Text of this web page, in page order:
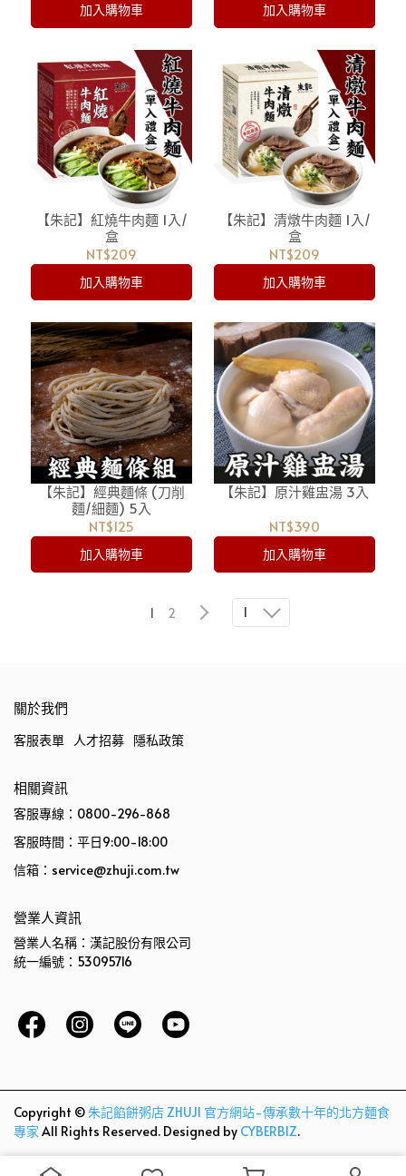
加入購物車 加入購物車
【朱記】紅燒牛肉麵 1入/
盒
NT$209
加入購物車
【朱記】清燉牛肉麵 1入/
盒
NT$209
加入購物車
【朱記】經典麵條 (刀削
麵/細麵) 5入
NT$125
加入購物車
【朱記】原汁雞盅湯 3入
NT$390
加入購物車
1 2 1
關於我們
客服表單 人才招募 隱私政策
相關資訊
客服專線：0800-296-868
客服時間：平日9:00-18:00
信箱：service@zhuji.com.tw
營業人資訊
營業人名稱：漢記股份有限公司
統一編號：53095716
Copyright ©朱記餡餅粥店 ZHUJI 官方網站-傳承數十年的北方麵食
專家 All Rights Reserved. Designed by CYBERBIZ.